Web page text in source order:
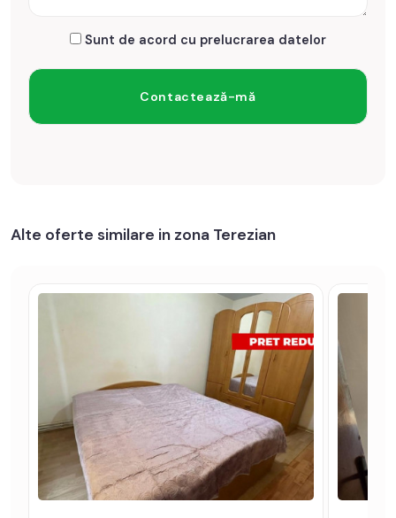
Sunt de acord cu prelucrarea datelor
Alte oferte similare in zona Terezian